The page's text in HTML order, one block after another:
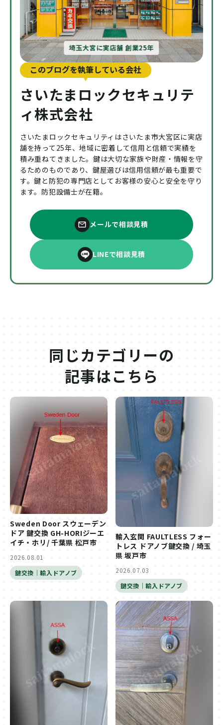
埼玉大宮に実店舗 創業25年
このブログを執筆している会社
さいたまロックセキュリテ
ィ株式会社
さいたまロックセキュリティはさいたま市大宮区に実店
舗を持って25年、地域に密着して信用と信頼で実績を
積み重ねてきました。鍵は大切な家族や財産・情報を守
るためのものであり、鍵屋選びは信用信頼が最も重要で
す。鍵と防犯の専門店としてお客様の安心と安全を守り
ます。防犯設備士が在籍。
メールで相談見積
LINEで相談見積
同じカテゴリーの
記事はこちら
Sweden Door スウェーデン
ドア 鍵交換 GH-HORIジーエ
イチ・ホリ/ 千葉県 松戸市
2026.08.01
鍵交換｜輸入ドアノブ
輸入玄関 FAULTLESS フォー
トレス ドアノブ鍵交換 / 埼玉
県 坂戸市
2026.07.03
鍵交換｜輸入ドアノブ